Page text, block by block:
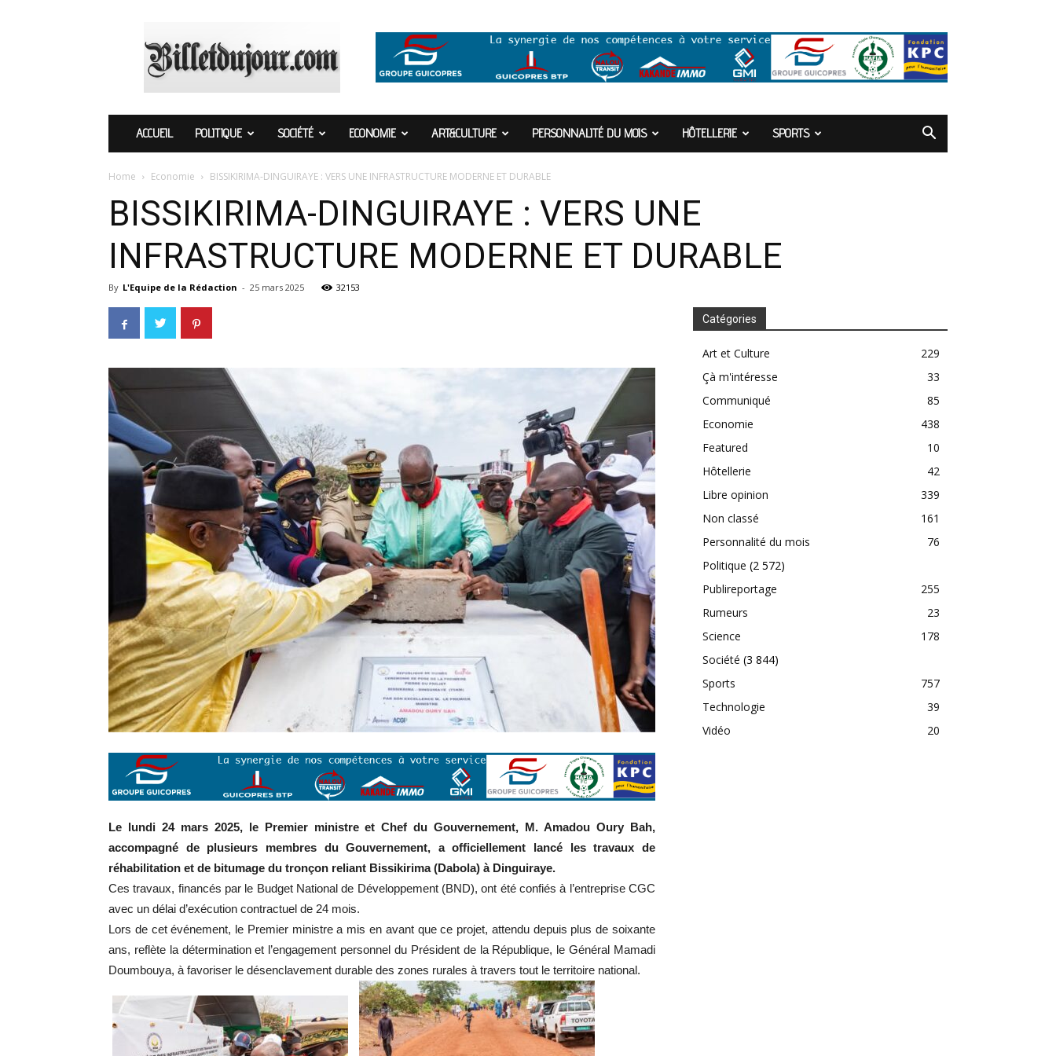
ACCUEIL POLITIQUE SOCIÉTÉ ECONOMIE ART&CULTURE PERSONNALITÉ DU MOIS HÔTELLERIE SPORTS
Home Economie BISSIKIRIMA-DINGUIRAYE : VERS UNE INFRASTRUCTURE MODERNE ET DURABLE
BISSIKIRIMA-DINGUIRAYE : VERS UNE
INFRASTRUCTURE MODERNE ET DURABLE
By L'Equipe de la Rédaction - 25 mars 2025 32153
Le lundi 24 mars 2025, le Premier ministre et Chef du Gouvernement, M. Amadou Oury Bah,
accompagné de plusieurs membres du Gouvernement, a officiellement lancé les travaux de
réhabilitation et de bitumage du tronçon reliant Bissikirima (Dabola) à Dinguiraye.
Ces travaux, financés par le Budget National de Développement (BND), ont été confiés à l’entreprise CGC
avec un délai d’exécution contractuel de 24 mois.
Lors de cet événement, le Premier ministre a mis en avant que ce projet, attendu depuis plus de soixante
ans, reflète la détermination et l’engagement personnel du Président de la République, le Général Mamadi
Doumbouya, à favoriser le désenclavement durable des zones rurales à travers tout le territoire national.
Catégories
Art et Culture
229
Çà m'intéresse
33
Communiqué
85
Economie
438
Featured
10
Hôtellerie
42
Libre opinion
339
Non classé
161
Personnalité du mois
76
Politique (2 572)
Publireportage
255
Rumeurs
23
Science
178
Société (3 844)
Sports
757
Technologie
39
Vidéo
20